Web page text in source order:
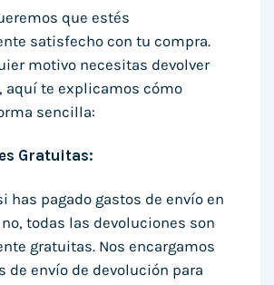
que estés
satisfecho con tu compra.
motivo necesitas devolver
aquí te explicamos cómo
sencilla:
Gratuitas:
has pagado gastos de envío en
todas las devoluciones son
gratuitas. Nos encargamos
de envío de devolución para